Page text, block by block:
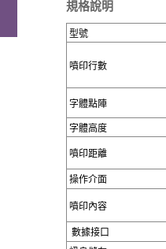
規格說明
型號
噴印行數
字體點陣
字體高度
噴印距離
操作介面
噴印內容
數據接口